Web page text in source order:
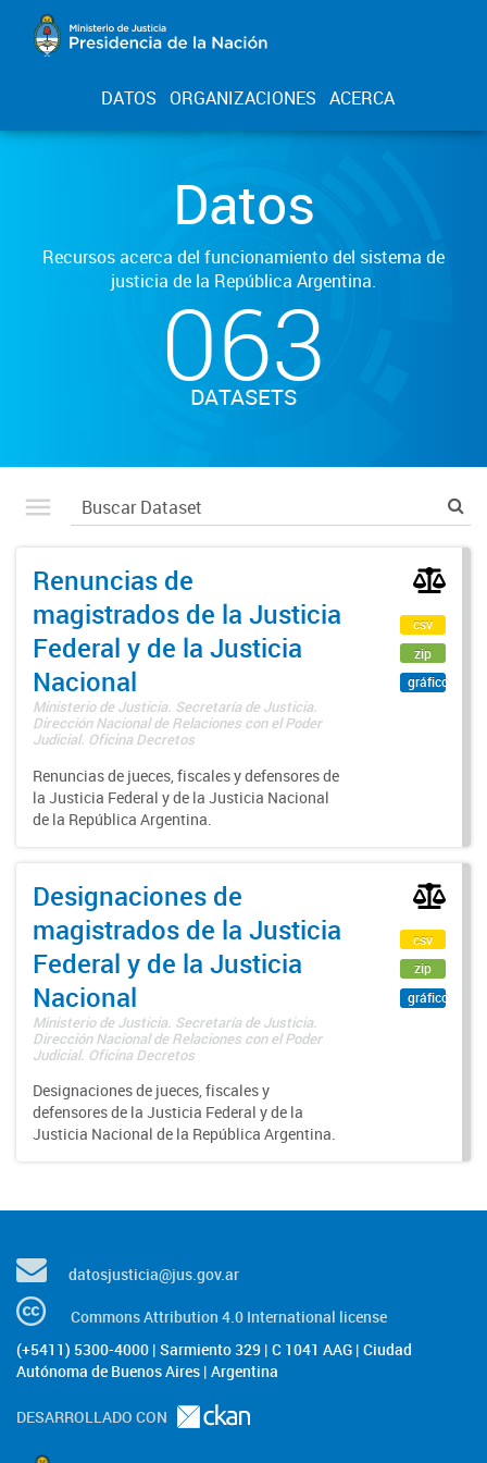
DATOS ORGANIZACIONES ACERCA
Datos
Recursos acerca del funcionamiento del sistema de
justicia de la República Argentina.
063
DATASETS
Renuncias de
magistrados de la Justicia
Federal y de la Justicia
Nacional
Ministerio de Justicia. Secretaría de Justicia.
Dirección Nacional de Relaciones con el Poder
Judicial. Oficina Decretos
Renuncias de jueces, fiscales y defensores de
la Justicia Federal y de la Justicia Nacional
de la República Argentina.
csv
zip
gráfico
Designaciones de
magistrados de la Justicia
Federal y de la Justicia
Nacional
Ministerio de Justicia. Secretaría de Justicia.
Dirección Nacional de Relaciones con el Poder
Judicial. Oficina Decretos
Designaciones de jueces, fiscales y
defensores de la Justicia Federal y de la
Justicia Nacional de la República Argentina.
csv
zip
gráfico
datosjusticia@jus.gov.ar
Commons Attribution 4.0 International license
(+5411) 5300-4000 | Sarmiento 329 | C 1041 AAG | Ciudad
Autónoma de Buenos Aires | Argentina
DESARROLLADO CON